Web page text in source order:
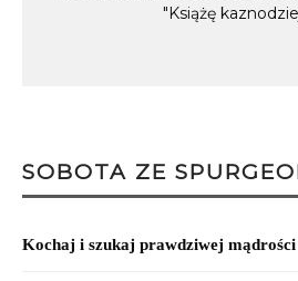
"Książę
SOBOTA ZE
Kochaj i szukaj prawdziwej mądrości